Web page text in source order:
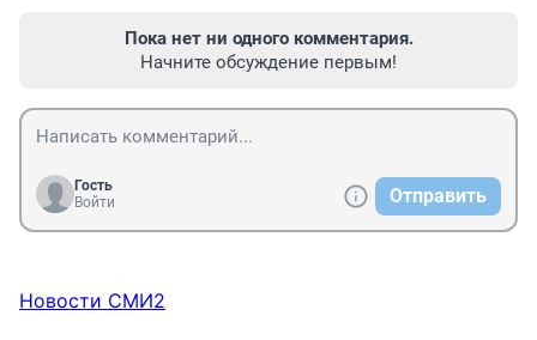
Пока нет ни одного комментария.
Начните обсуждение первым!
Гость
Войти
Отправить
Новости СМИ2